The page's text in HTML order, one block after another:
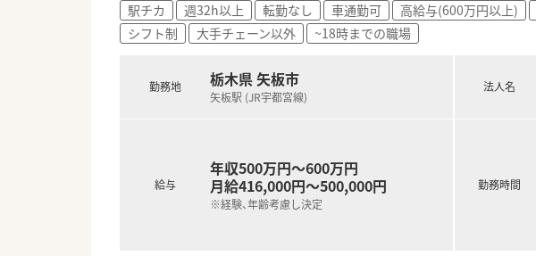
駅チカ 週32h以上 転勤なし 車通勤可 高給与(600万円以上)
シフト制
大手チェーン以外 ~18時までの職場
勤務地 栃木県 矢板市
矢板駅 (JR宇都宮線)
給与
年収500万円～600万円
月給416,000円～500,000円
※経験、年齢考慮し決定
法人名
勤務時間